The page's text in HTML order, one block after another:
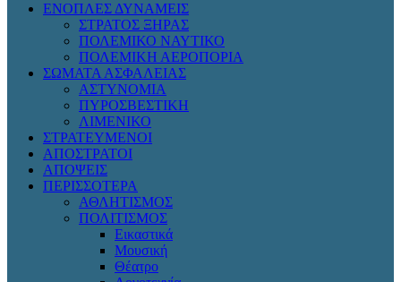
ΕΝΟΠΛΕΣ ΔΥΝΑΜΕΙΣ
ΣΤΡΑΤΟΣ ΞΗΡΑΣ
ΠΟΛΕΜΙΚΟ ΝΑΥΤΙΚΟ
ΠΟΛΕΜΙΚΗ ΑΕΡΟΠΟΡΙΑ
ΣΩΜΑΤΑ ΑΣΦΑΛΕΙΑΣ
ΑΣΤΥΝΟΜΙΑ
ΠΥΡΟΣΒΕΣΤΙΚΗ
ΛΙΜΕΝΙΚΟ
ΣΤΡΑΤΕΥΜΕΝΟΙ
ΑΠΟΣΤΡΑΤΟΙ
ΑΠΟΨΕΙΣ
ΠΕΡΙΣΣΟΤΕΡΑ
ΑΘΛΗΤΙΣΜΟΣ
ΠΟΛΙΤΙΣΜΟΣ
Εικαστικά
Μουσική
Θέατρο